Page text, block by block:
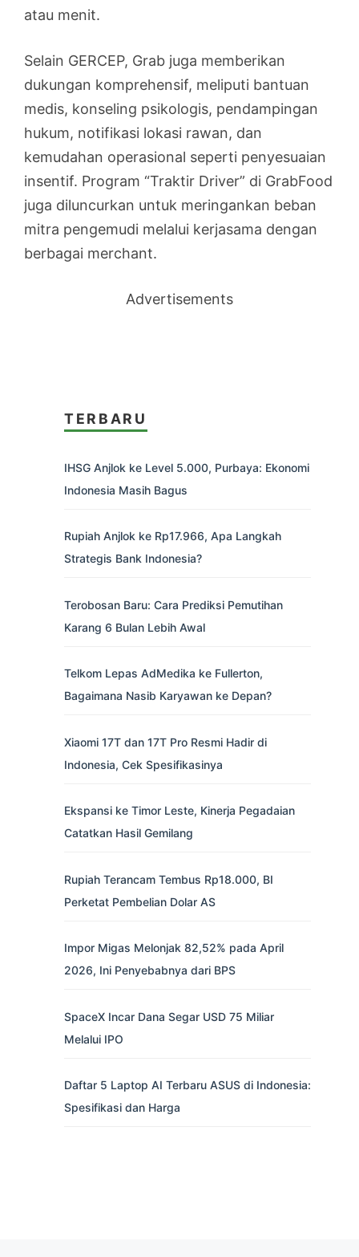
atau menit.
Selain GERCEP, Grab juga memberikan
dukungan komprehensif, meliputi bantuan
medis, konseling psikologis, pendampingan
hukum, notifikasi lokasi rawan, dan
kemudahan operasional seperti penyesuaian
insentif. Program “Traktir Driver” di GrabFood
juga diluncurkan untuk meringankan beban
mitra pengemudi melalui kerjasama dengan
berbagai merchant.
Advertisements
TERBARU
IHSG Anjlok ke Level 5.000, Purbaya: Ekonomi
Indonesia Masih Bagus
Rupiah Anjlok ke Rp17.966, Apa Langkah
Strategis Bank Indonesia?
Terobosan Baru: Cara Prediksi Pemutihan
Karang 6 Bulan Lebih Awal
Telkom Lepas AdMedika ke Fullerton,
Bagaimana Nasib Karyawan ke Depan?
Xiaomi 17T dan 17T Pro Resmi Hadir di
Indonesia, Cek Spesifikasinya
Ekspansi ke Timor Leste, Kinerja Pegadaian
Catatkan Hasil Gemilang
Rupiah Terancam Tembus Rp18.000, BI
Perketat Pembelian Dolar AS
Impor Migas Melonjak 82,52% pada April
2026, Ini Penyebabnya dari BPS
SpaceX Incar Dana Segar USD 75 Miliar
Melalui IPO
Daftar 5 Laptop AI Terbaru ASUS di Indonesia:
Spesifikasi dan Harga